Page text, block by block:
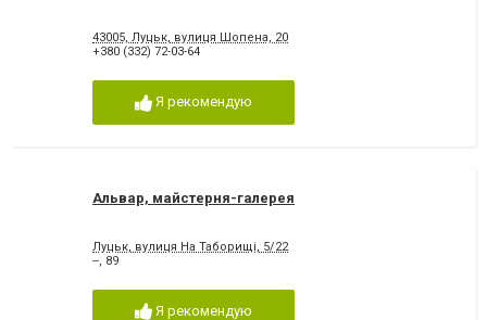
43005, Луцьк, вулиця Шопена, 20
+380 (332) 72-03-64
Я рекомендую
Альвар, майстерня-галерея
Луцьк, вулиця На Таборищі, 5/22
--, 89
Я рекомендую